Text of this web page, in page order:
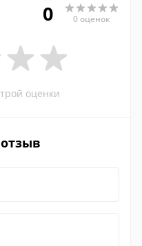
0 0 оценок
оценки